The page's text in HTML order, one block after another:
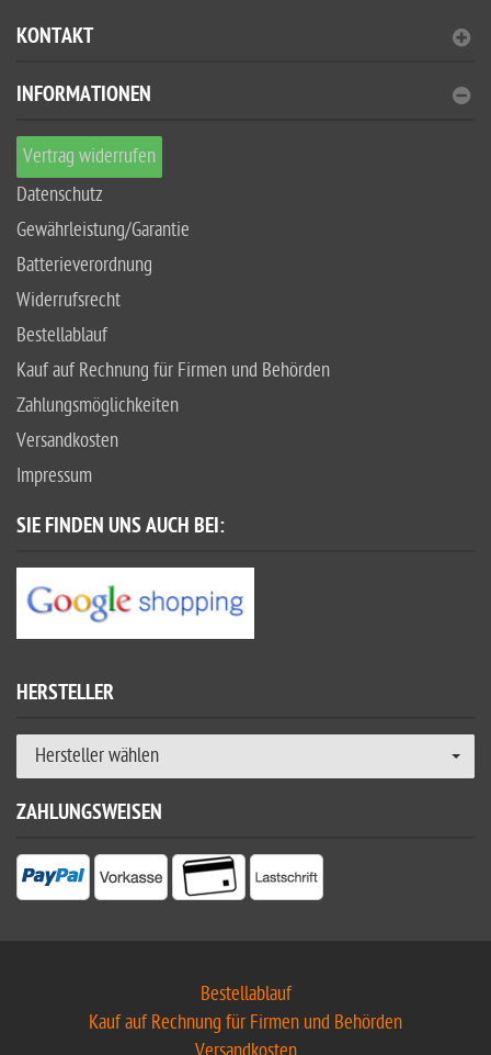
KONTAKT
INFORMATIONEN
Vertrag widerrufen
Datenschutz
Gewährleistung/Garantie
Batterieverordnung
Widerrufsrecht
Bestellablauf
Kauf auf Rechnung für Firmen und Behörden
Zahlungsmöglichkeiten
Versandkosten
Impressum
SIE FINDEN UNS AUCH BEI:
HERSTELLER
Hersteller wählen
ZAHLUNGSWEISEN
Bestellablauf
Kauf auf Rechnung für Firmen und Behörden